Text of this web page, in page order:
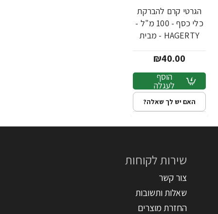
הגרטי קרם להברקת
כלי כסף - 100 מ"ל -
HAGERTY - מבית
₪40.00
הוסף
לעגלה
האם יש לך שאלה?
שירות לקוחות
צור קשר
שאלות ותשובות
החזרת מוצרים